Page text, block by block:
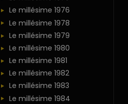
Le millésime 1976
Le millésime 1978
Le millésime 1979
Le millésime 1980
Le millésime 1981
Le millésime 1982
Le millésime 1983
Le millésime 1984